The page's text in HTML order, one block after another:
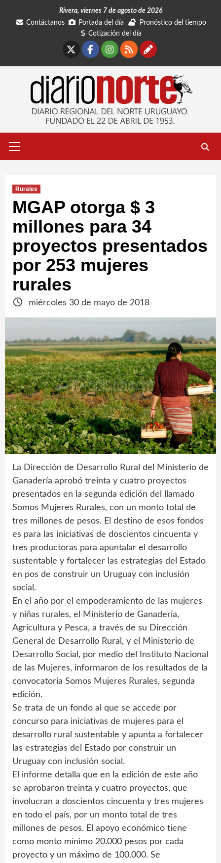
Rivera, viernes 7 de agosto de 2026
Contáctanos
Portada del día
Pronóstico del tiempo
Cotización del día
Facebook
Instagram
RSSContáctanos
primario
Rurales
MGAP otorga $ 3
millones para 34
proyectos presentados
por 253 mujeres
rurales
miércoles 30 de mayo de 2018
La Dirección de Desarrollo Rural del Ministerio de
Ganadería aprobó treinta y cuatro proyectos
presentados en la segunda edición del llamado
Somos Mujeres Rurales, con un monto total de
tres millones de pesos. El destino de esos fondos
es para las iniciativas de doscientos cincuenta y
tres productoras para apuntalar el desarrollo
sustentable y fortalecer las estrategias del Estado
en pos de construir un Uruguay con inclusión
social.
En el año por el empoderamiento de las mujeres
y niñas rurales, el Ministerio de Ganadería,
Agricultura y Pesca, a través de su Dirección
General de Desarrollo Rural, y el Ministerio de
Desarrollo Social, por medio del Instituto Nacional
de las Mujeres, informaron de los resultados de la
convocatoria Somos Mujeres Rurales, segunda
edición.
Se trata de un fondo al que se accede por
concurso para iniciativas de mujeres para el
desarrollo rural sustentable y apunta a fortalecer
las estrategias del Estado por construir un
Uruguay con inclusión social.
El informe detalla que en la edición de este año
se aprobaron treinta y cuatro proyectos, que
involucran a doscientos cincuenta y tres mujeres
en todo el país, por un monto total de tres
millones de pesos. El apoyo económico tiene
como monto mínimo 20.000 pesos por cada
proyecto y un máximo de 100.000. Se